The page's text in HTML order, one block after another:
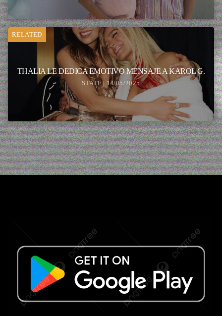
RELATED
THALIA LE DEDICA EMOTIVO MENSAJE A KAROL G.
STAFF | 14/05/2025